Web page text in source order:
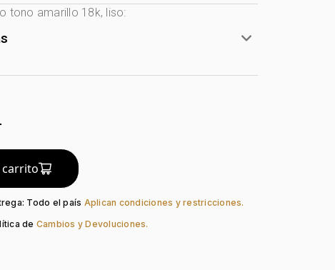
tono amarillo 18k, liso:
Pin
carrito
Todo el país Aplican condiciones y restricciones.
de Cambios y Devoluciones.